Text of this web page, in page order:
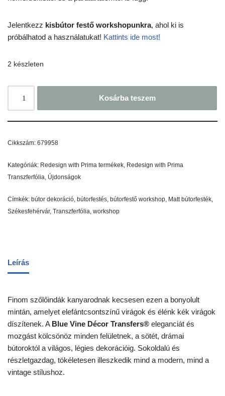
Jelentkezz kisbútor festő workshopunkra, ahol ki is
próbálhatod a használatukat! Kattints ide most!
2 készleten
Kosárba teszem
Cikkszám: 679958
Kategóriák: Redesign with Prima termékek, Redesign with Prima
Transzferfólia, Újdonságok
Címkék: bútor dekoráció, bútorfestés, bútorfestő workshop, Matt bútorfesték,
Székesfehérvár, Transzferfólia, workshop
Leírás
Finom szőlőindák kanyarodnak kecsesen ezen a bonyolult
mintán, amelyet elefántcsontszínű virágok és élénk kék virágok
díszítenek. A Blue Vine Décor Transfers® eleganciát és
mozgást kölcsönöz minden felületnek, a sötét, drámai
bútoroktól a világos, légies dekorációig. Sokoldalú és
részletgazdag, tökéletesen illeszkedik mind a modern, mind a
vintage stílushoz.